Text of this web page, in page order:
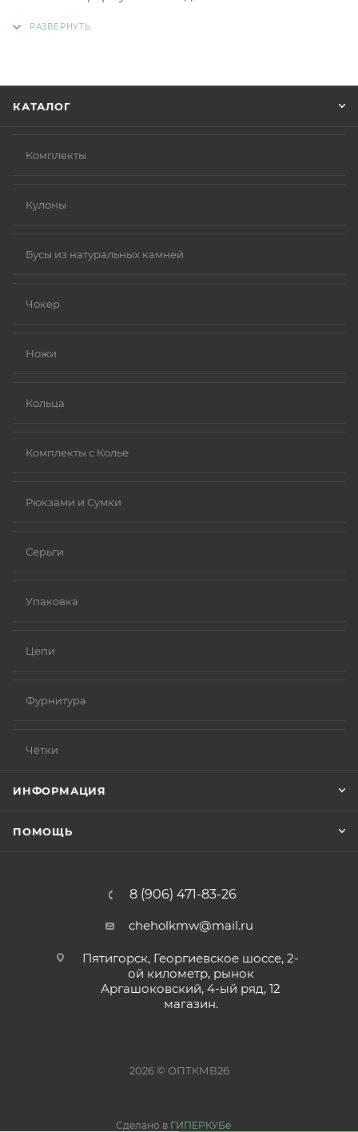
КАТАЛОГ
Комплекты
Кулоны
Бусы из натуральных камней
Чокер
Ножи
Кольца
Комплекты с Колье
Рюкзами и Сумки
Серьги
Упаковка
Цепи
Фурнитура
Чётки
ИНФОРМАЦИЯ
ПОМОЩЬ
8 (906) 471-83-26
cheholkmw@mail.ru
Пятигорск, Георгиевское шоссе, 2-
ой километр, рынок
Аргашоковский, 4-ый ряд, 12
магазин.
2026 © ОПТКМВ26
Сделано в ГИПЕРКУБе